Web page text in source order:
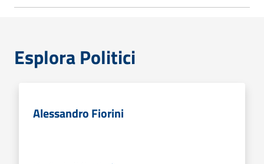
Esplora Politici
Alessandro Fiorini